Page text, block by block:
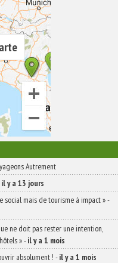
Autrement
il y a 13 jours
social mais de tourisme à impact »-
ne doit pas rester une intention,
»-il y a 1 mois
absolument ! -il y a 1 mois